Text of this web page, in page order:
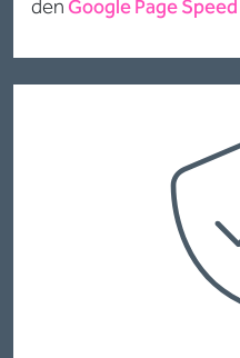
denGoogle Page Speed